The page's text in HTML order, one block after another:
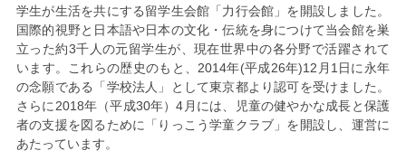
学生が生活を共にする留学生会館「力行会館」を開設しました。
国際的視野と日本語や日本の文化・伝統を身につけて当会館を巣
立った約3千人の元留学生が、現在世界中の各分野で活躍されて
います。これらの歴史のもと、2014年(平成26年)12月1日に永年
の念願である「学校法人」として東京都より認可を受けました。
さらに2018年（平成30年）4月には、児童の健やかな成長と保護
者の支援を図るために「りっこう学童クラブ」を開設し、運営に
あたっています。